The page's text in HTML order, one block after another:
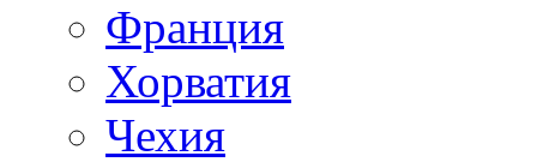
Франция
Хорватия
Чехия